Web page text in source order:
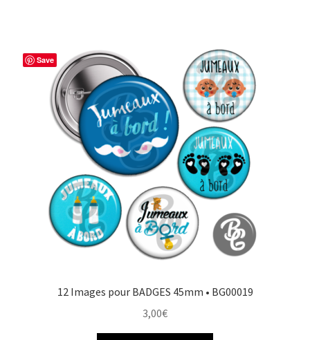
Save
12 Images pour BADGES 45mm • BG00019
3,00€